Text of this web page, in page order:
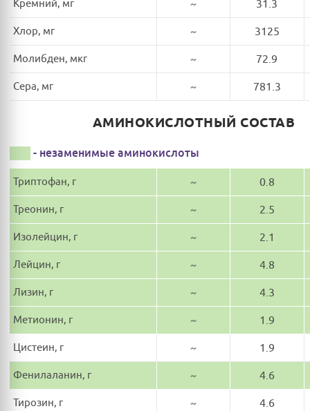
Кремний, мг ~ 31.3
Хлор, мг ~ 3125
Молибден, мкг ~ 72.9
Сера, мг ~ 781.3
АМИНОКИСЛОТНЫЙ СОСТАВ
- незаменимые аминокислоты
Триптофан, г ~ 0.8
Треонин, г ~ 2.5
Изолейцин, г ~ 2.1
Лейцин, г ~ 4.8
Лизин, г ~ 4.3
Метионин, г ~ 1.9
Цистеин, г ~ 1.9
Фенилаланин, г ~ 4.6
Тирозин, г ~ 4.6